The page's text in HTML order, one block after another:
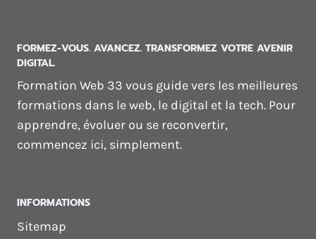
FORMEZ-VOUS. AVANCEZ. TRANSFORMEZ VOTRE AVENIR
DIGITAL.
Formation Web 33 vous guide vers les meilleures
formations dans le web, le digital et la tech. Pour
apprendre, évoluer ou se reconvertir,
commencez ici, simplement.
INFORMATIONS
Sitemap